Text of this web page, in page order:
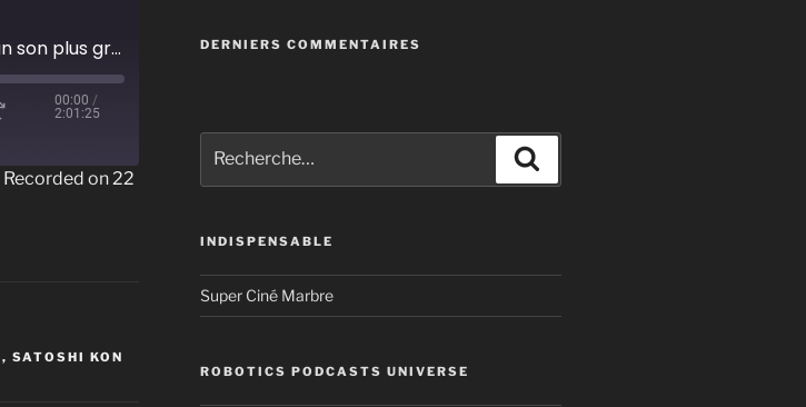
Super Ciné Battle 86 : Pac-Man son plus grand fait d'armes
00:00 /
2:01:25
Recorded on 22
, SATOSHI KON
DERNIERS COMMENTAIRES
pour
:
INDISPENSABLE
Super Ciné Marbre
ROBOTICS PODCASTS UNIVERSE